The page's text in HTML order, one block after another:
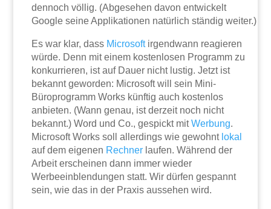
dennoch völlig. (Abgesehen davon entwickelt
Google seine Applikationen natürlich ständig weiter.)
Es war klar, dass Microsoftirgendwann reagieren
würde. Denn mit einem kostenlosen Programm zu
konkurrieren, ist auf Dauer nicht lustig. Jetzt ist
bekannt geworden: Microsoft will sein Mini-
Büroprogramm Works künftig auch kostenlos
anbieten. (Wann genau, ist derzeit noch nicht
bekannt.) Word und Co., gespickt mitWerbung.
Microsoft Works soll allerdings wie gewohnt lokal
auf dem eigenen Rechner laufen. Während der
Arbeit erscheinen dann immer wieder
Werbeeinblendungen statt. Wir dürfen gespannt
sein, wie das in der Praxis aussehen wird.